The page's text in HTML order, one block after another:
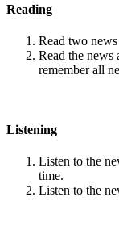
Reading
Read two
Read the news
remember all
Listening
Listen to the
time.
Listen to the